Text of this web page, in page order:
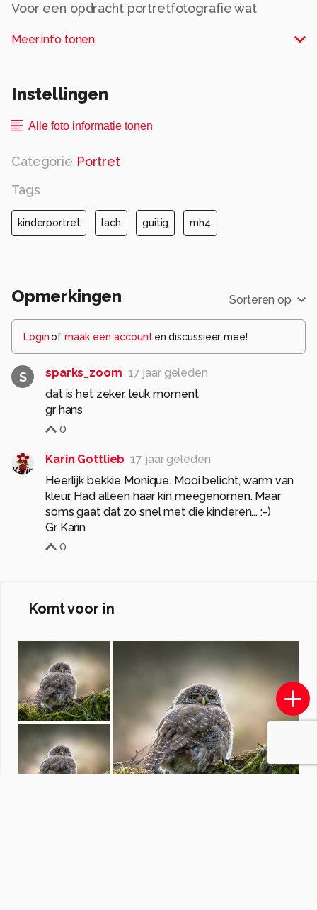
Voor een opdracht portretfotografie wat
maar wat graag, en bood zich spontaan aan.
Groet, Monique.
Alle rechten voorbehouden
Meer info tonen
Instellingen
Alle foto informatie tonen
Categorie Portret
Tags
kinderportret lach guitig mh4
Opmerkingen Sorteren op
Loginof maak een account en discussieer mee!
S sparks_zoom 17 jaar geleden
dat is het zeker, leuk moment
gr hans
0
Karin Gottlieb 17 jaar geleden
Heerlijk bekkie Monique. Mooi belicht, warm van
kleur. Had alleen haar kin meegenomen. Maar
soms gaat dat zo snel met die kinderen... :-)
Gr Karin
0
Komt voor in